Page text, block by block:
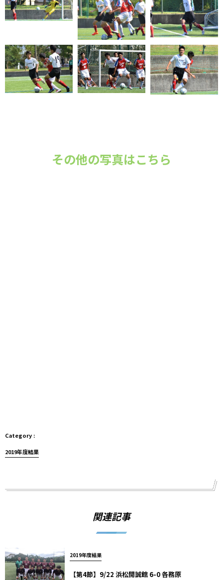
その他の写真はこちら
2019年度結果
関連記事
2019年度結果
【第4節】9/22 浜松開誠館 6-0 各務原